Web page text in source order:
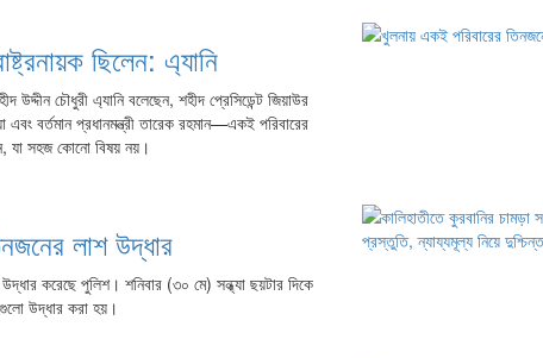
ছিলেন: এ্যানি
উদ্দীন চৌধুরী এ্যানি বলেছেন, শহীদ প্রেসিডেন্ট জিয়াউর
এবং বর্তমান প্রধানমন্ত্রী তারেক রহমান—একই পরিবারের
যা সহজ কোনো বিষয় নয়।
লাশ উদ্ধার
করেছে পুলিশ। শনিবার (৩০ মে) সন্ধ্যা ছয়টার দিকে
উদ্ধার করা হয়।